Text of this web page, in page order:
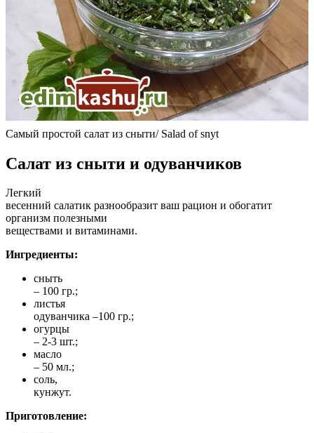
Самый простой салат из сныти/ Salad of snyt
Салат из сныти и одуванчиков
Легкий
весенний салатик разнообразит ваш рацион и обогатит
организм полезными
веществами и витаминами.
Ингредиенты:
сныть
– 100 гр.;
листья
одуванчика –100 гр.;
огурцы
– 2-3 шт.;
масло
– 50 мл.;
соль,
кунжут.
Приготовление: